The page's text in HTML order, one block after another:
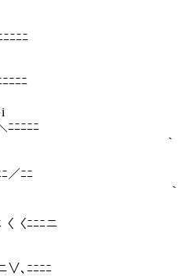
ﾆﾆﾆ
、
ﾆﾆﾆ
ﾆﾆﾆﾆﾆ
｀
／ﾆﾆ
｀
〈〈ﾆﾆﾆニ
∨､ﾆﾆﾆﾆ